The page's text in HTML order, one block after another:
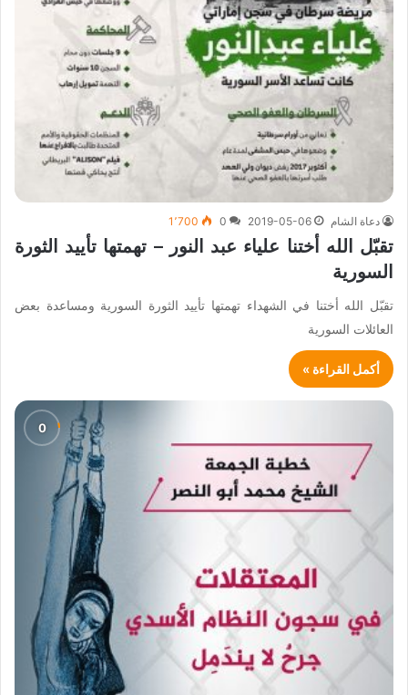
دعاة الشام 2019-05-06
0 1٬700
تقبّل الله أختنا علياء عبد النور – تهمتها تأييد الثورة
السورية
تقبّل الله أختنا في الشهداء تهمتها تأييد الثورة السورية ومساعدة بعض
العائلات السورية
أكمل القراءة »